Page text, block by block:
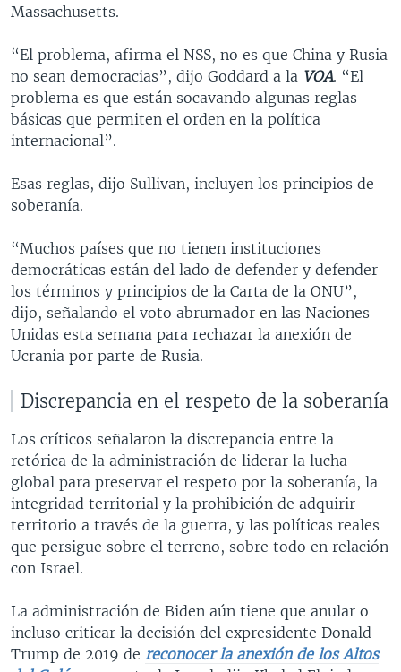
Massachusetts.
“El problema, afirma el NSS, no es que China y Rusia
no sean democracias”, dijo Goddard a la VOA. “El
problema es que están socavando algunas reglas
básicas que permiten el orden en la política
internacional”.
Esas reglas, dijo Sullivan, incluyen los principios de
soberanía.
“Muchos países que no tienen instituciones
democráticas están del lado de defender y defender
los términos y principios de la Carta de la ONU”,
dijo, señalando el voto abrumador en las Naciones
Unidas esta semana para rechazar la anexión de
Ucrania por parte de Rusia.
Discrepancia en el respeto de la soberanía
Los críticos señalaron la discrepancia entre la
retórica de la administración de liderar la lucha
global para preservar el respeto por la soberanía, la
integridad territorial y la prohibición de adquirir
territorio a través de la guerra, y las políticas reales
que persigue sobre el terreno, sobre todo en relación
con Israel.
La administración de Biden aún tiene que anular o
incluso criticar la decisión del expresidente Donald
Trump de 2019 de reconocer la anexión de los Altos